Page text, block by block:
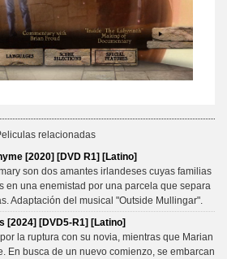
relacionadas
[2020] [DVD R1] [Latino]
son dos amantes irlandeses cuyas familias
en una enemistad por una parcela que separa
Adaptación del musical "Outside Mullingar".
[2024] [DVD5-R1] [Latino]
la ruptura con su novia, mientras que Marian
En busca de un nuevo comienzo, se embarcan